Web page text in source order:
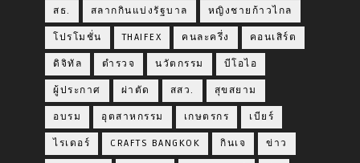
สธ. สลากกินแบ่งรัฐบาล หญิงชายก้าวไกล
โปรโมชั่น THAIFEX คนละครึ่ง คอนเสิร์ต
ดิจิทัล ตำรวจ นวัตกรรม บีโอไอ
ผู้ประกาศ ผ่าตัด สสว. สุขสยาม
อบรม อุตสาหกรรม เกษตรกร เบียร์
ไรเดอร์ CRAFTS BANGKOK กินเจ ข่าว